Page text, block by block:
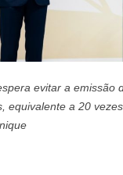
evitar a emissão
equivalente a 20